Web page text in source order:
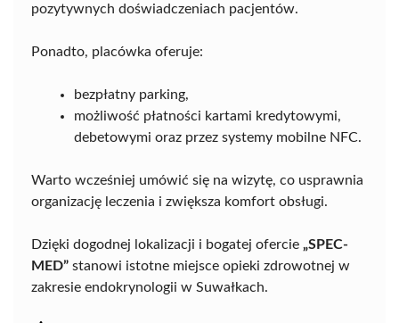
pozytywnych doświadczeniach pacjentów.
Ponadto, placówka oferuje:
bezpłatny parking,
możliwość płatności kartami kredytowymi,
debetowymi oraz przez systemy mobilne NFC.
Warto wcześniej umówić się na wizytę, co usprawnia
organizację leczenia i zwiększa komfort obsługi.
Dzięki dogodnej lokalizacji i bogatej ofercie „SPEC-
MED” stanowi istotne miejsce opieki zdrowotnej w
zakresie endokrynologii w Suwałkach.